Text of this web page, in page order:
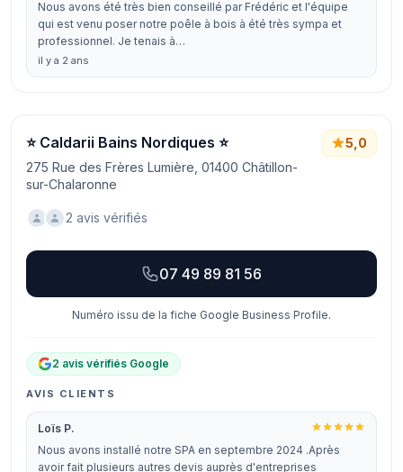
Nous avons été très bien conseillé par Frédéric et l'équipe
qui est venu poser notre poêle à bois à été très sympa et
professionnel. Je tenais à…
il y a 2 ans
⭐ Caldarii Bains Nordiques ⭐
275 Rue des Frères Lumière, 01400 Châtillon-
sur-Chalaronne
5,0
2 avis vérifiés
07 49 89 81 56
Numéro issu de la fiche Google Business Profile.
2 avis vérifiés Google
AVIS CLIENTS
Loïs P.
Nous avons installé notre SPA en septembre 2024 .Après
avoir fait plusieurs autres devis auprès d'entreprises